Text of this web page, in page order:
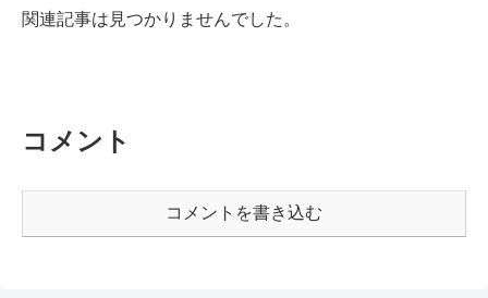
関連記事は見つかりませんでした。
コメント
コメントを書き込む